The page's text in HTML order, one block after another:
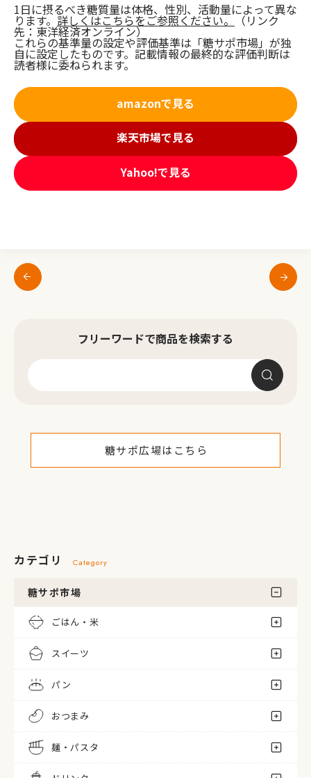
1日に摂るべき糖質量は体格、性別、活動量によって異な
ります。 詳しくはこちらをご参照ください。 （リンク
先：東洋経済オンライン）
これらの基準量の設定や評価基準は「糖サポ市場」が独
自に設定したものです。記載情報の最終的な評価判断は
読者様に委ねられます。
amazonで見る
楽天市場で見る
Yahoo!で見る
フリーワードで商品を検索する
糖サポ広場はこちら
カテゴリ Category
糖サポ市場
ごはん・米
スイーツ
パン
おつまみ
麺・パスタ